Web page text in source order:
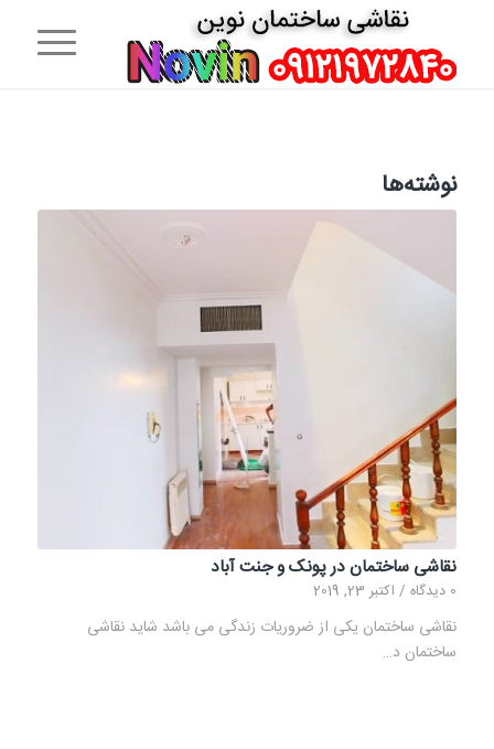
نوشته‌ها
نقاشی ساختمان در پونک و جنت آباد
0 دیدگاه / اکتبر 23, 2019
نقاشی ساختمان یکی از ضروریات زندگی می باشد شاید نقاشی
ساختمان د…